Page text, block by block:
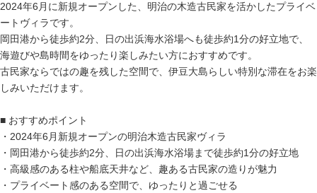
2024年6月に新規オープンした、明治の木造古民家を活かしたプライベ
ートヴィラです。
岡田港から徒歩約2分、日の出浜海水浴場へも徒歩約1分の好立地で、
海遊びや島時間をゆったり楽しみたい方におすすめです。
古民家ならではの趣を残した空間で、伊豆大島らしい特別な滞在をお楽
しみいただけます。
■ おすすめポイント
・2024年6月新規オープンの明治木造古民家ヴィラ
・岡田港から徒歩約2分、日の出浜海水浴場まで徒歩約1分の好立地
・高級感のある柱や船底天井など、趣ある古民家の造りが魅力
・プライベート感のある空間で、ゆったりと過ごせる